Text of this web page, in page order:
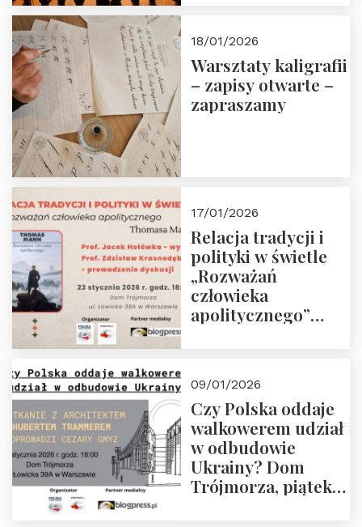
18/01/2026
Warsztaty kaligrafii
– zapisy otwarte –
zapraszamy
17/01/2026
Relacja tradycji i
polityki w świetle
„Rozważań
człowieka
apolitycznego”
godz. 18:00.
Zapraszamy!
09/01/2026
Czy Polska oddaje
walkowerem udział
w odbudowie
Ukrainy? Dom
Trójmorza, piątek